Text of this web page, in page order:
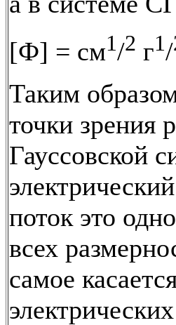
[Ф] = см1/2 г1/
Таким
точки зрения
Гауссовской
поток это
всех
самое